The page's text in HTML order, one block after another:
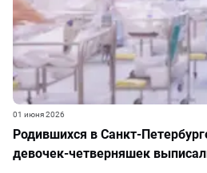
Родившихся в Санкт-
девочек-четверняшек
01 июня 2026